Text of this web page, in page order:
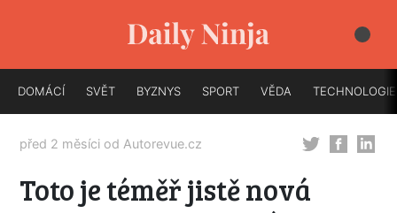
DOMÁCÍ SVĚT BYZNYS SPORT VĚDA TECHNOLOGIE
před 2 měsíci od Autorevue.cz
Toto je téměř jistě nová